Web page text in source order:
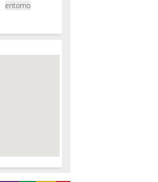
entorno